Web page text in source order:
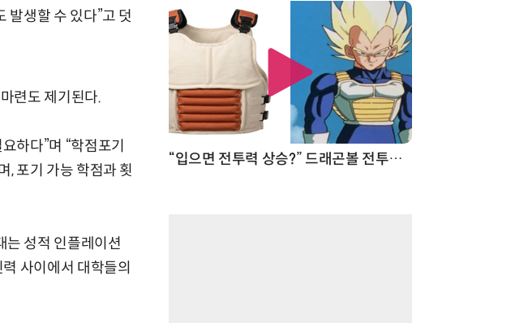
발생할 수 있다”고 덧
련도 제기된다.
하다”며 “학점포기
, 포기 가능 학점과 횟
는 성적 인플레이션
사이에서 대학들의
“입으면 전투력 상승?” 드래곤볼 전투복 닮은 중량조끼